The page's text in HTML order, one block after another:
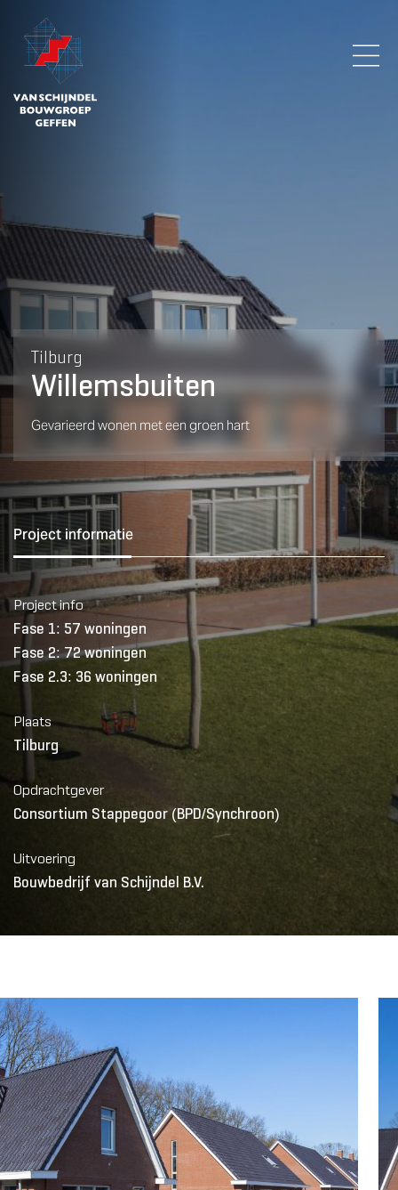
Tilburg
Willemsbuiten
Gevarieerd wonen met een groen hart
Project informatie
Project info
Fase 1: 57 woningen
Fase 2: 72 woningen
Fase 2.3: 36 woningen
Plaats
Tilburg
Opdrachtgever
Consortium Stappegoor (BPD/Synchroon)
Uitvoering
Bouwbedrijf van Schijndel B.V.